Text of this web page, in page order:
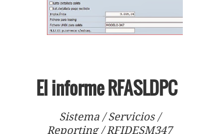
El informe RFASLDPC
Sistema / Servicios /
Reporting / RFIDESM347